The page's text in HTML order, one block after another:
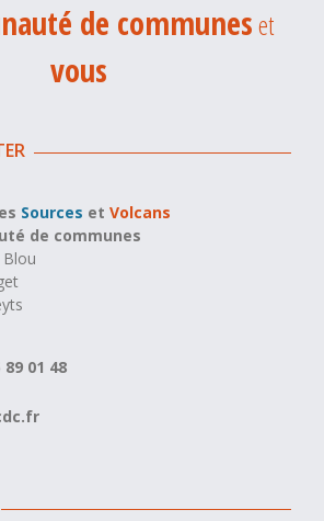
de communeset
vous
Sources etVolcans
de communes
Blou
89 01 48